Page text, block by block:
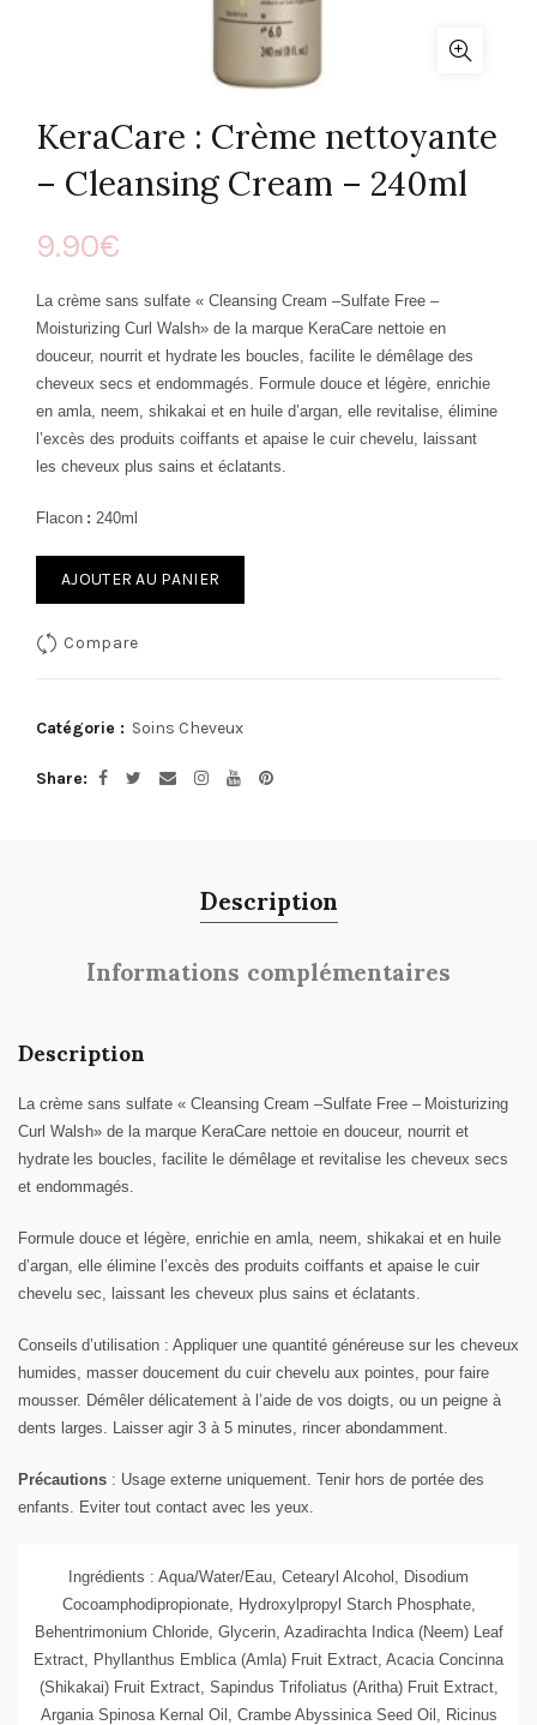
KeraCare : Crème nettoyante
– Cleansing Cream – 240ml
9.90€
La crème sans sulfate « Cleansing Cream –Sulfate Free –
Moisturizing Curl Walsh» de la marque KeraCare nettoie en
douceur, nourrit et hydrate les boucles, facilite le démêlage des
cheveux secs et endommagés. Formule douce et légère, enrichie
en amla, neem, shikakai et en huile d’argan, elle revitalise, élimine
l’excès des produits coiffants et apaise le cuir chevelu, laissant
les cheveux plus sains et éclatants.
Flacon : 240ml
AJOUTER AU PANIER
Compare
Catégorie : Soins Cheveux
Share
Description
Informations complémentaires
Description
La crème sans sulfate « Cleansing Cream –Sulfate Free – Moisturizing
Curl Walsh» de la marque KeraCare nettoie en douceur, nourrit et
hydrate les boucles, facilite le démêlage et revitalise les cheveux secs
et endommagés.
Formule douce et légère, enrichie en amla, neem, shikakai et en huile
d’argan, elle élimine l ’excès des produits coiffants et apaise le cuir
chevelu sec, laissant les cheveux plus sains et éclatants.
Conseils d’utilisation : Appliquer une quantité généreuse sur les cheveux
humides, masser doucement du cuir chevelu aux pointes, pour faire
mousser. Démêler délicatement à l’aide de vos doigts, ou un peigne à
dents larges. Laisser agir 3 à 5 minutes, rincer abondamment.
Précautions : Usage externe uniquement. Tenir hors de portée des
enfants. Eviter tout contact avec les yeux.
Ingrédients : Aqua/Water/Eau, Cetearyl Alcohol, Disodium
Cocoamphodipropionate, Hydroxylpropyl Starch Phosphate,
Behentrimonium Chloride, Glycerin, Azadirachta Indica (Neem) Leaf
Extract, Phyllanthus Emblica (Amla) Fruit Extract, Acacia Concinna
(Shikakai) Fruit Extract, Sapindus Trifoliatus (Aritha) Fruit Extract,
Argania Spinosa Kernal Oil, Crambe Abyssinica Seed Oil, Ricinus